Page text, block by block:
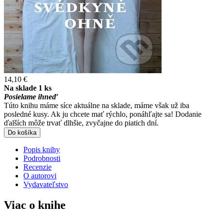
14,10 €
Na sklade 1 ks
Posielame ihneď
Túto knihu máme síce aktuálne na sklade, máme však už iba
posledné kusy. Ak ju chcete mať rýchlo, ponáhľajte sa! Dodanie
ďalších môže trvať dlhšie, zvyčajne do piatich dní.
Do košíka
Popis knihy
Podrobnosti
Recenzie
O autorovi
Vydavateľstvo
Viac o knihe